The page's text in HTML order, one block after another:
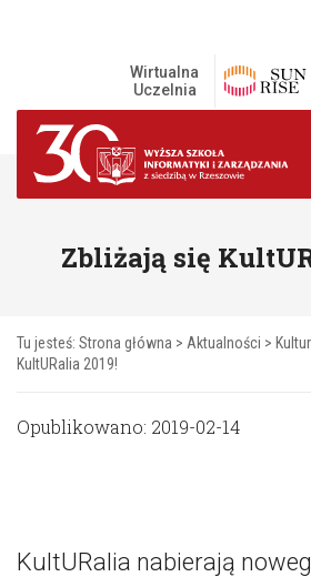
Wirtualna
Uczelnia
Zbliżają się
Tu jesteś: Strona główna > Aktualności >
KultURalia 2019!
Opublikowano: 2019-02-14
KultURalia nabierają